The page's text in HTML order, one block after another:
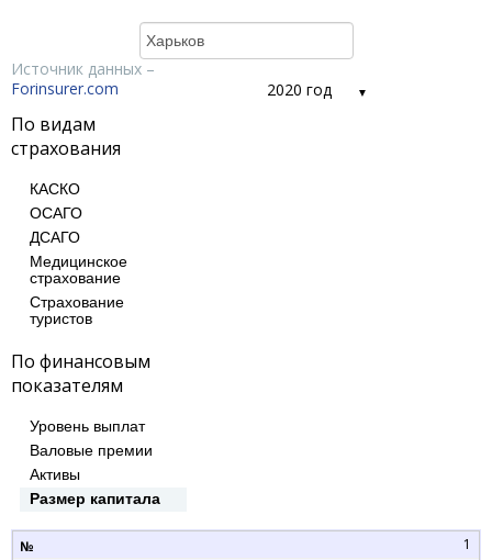
2020 год
Источник данных –
Forinsurer.com
По видам
страхования
КАСКО
ОСАГО
ДСАГО
Медицинское
страхование
Cтрахование
туристов
По финансовым
показателям
Уровень выплат
Валовые премии
Активы
Размер капитала
1